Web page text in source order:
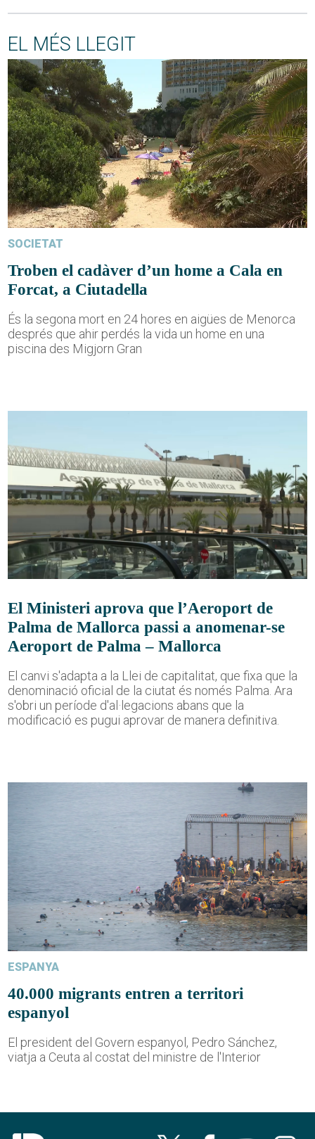
EL MÉS LLEGIT
SOCIETAT
Troben el cadàver d’un home a Cala en
Forcat, a Ciutadella
És la segona mort en 24 hores en aigües de Menorca
després que ahir perdés la vida un home en una
piscina des Migjorn Gran
El Ministeri aprova que l’Aeroport de
Palma de Mallorca passi a anomenar-se
Aeroport de Palma – Mallorca
El canvi s'adapta a la Llei de capitalitat, que fixa que la
denominació oficial de la ciutat és només Palma. Ara
s'obri un període d'al·legacions abans que la
modificació es pugui aprovar de manera definitiva.
ESPANYA
40.000 migrants entren a territori
espanyol
El president del Govern espanyol, Pedro Sánchez,
viatja a Ceuta al costat del ministre de l'Interior